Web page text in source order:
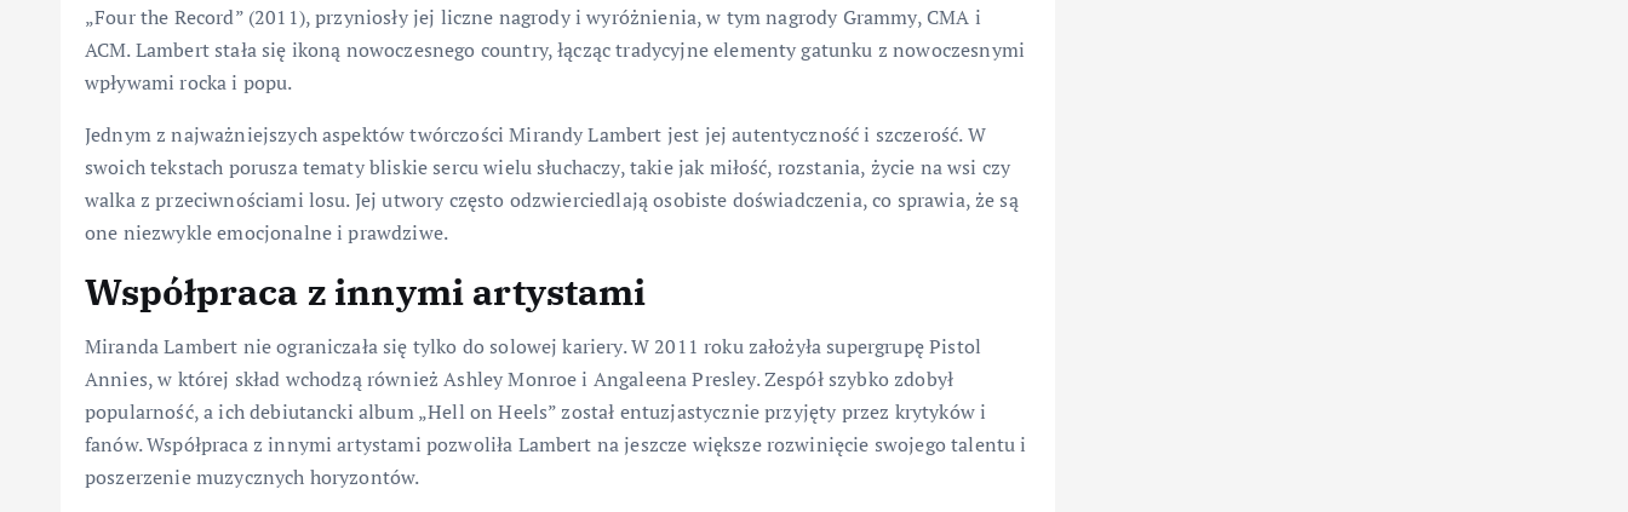
„Four the Record” (2011), przyniosły jej liczne nagrody i wyróżnienia, w tym nagrody Grammy, CMA i
ACM. Lambert stała się ikoną nowoczesnego country, łącząc tradycyjne elementy gatunku z nowoczesnymi
wpływami rocka i popu.
Jednym z najważniejszych aspektów twórczości Mirandy Lambert jest jej autentyczność i szczerość. W
swoich tekstach porusza tematy bliskie sercu wielu słuchaczy, takie jak miłość, rozstania, życie na wsi czy
walka z przeciwnościami losu. Jej utwory często odzwierciedlają osobiste doświadczenia, co sprawia, że są
one niezwykle emocjonalne i prawdziwe.
Współpraca z innymi artystami
Miranda Lambert nie ograniczała się tylko do solowej kariery. W 2011 roku założyła supergrupę Pistol
Annies, w której skład wchodzą również Ashley Monroe i Angaleena Presley. Zespół szybko zdobył
popularność, a ich debiutancki album „Hell on Heels” został entuzjastycznie przyjęty przez krytyków i
fanów. Współpraca z innymi artystami pozwoliła Lambert na jeszcze większe rozwinięcie swojego talentu i
poszerzenie muzycznych horyzontów.